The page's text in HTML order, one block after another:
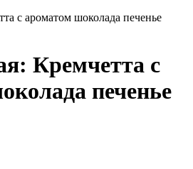
Кремчетта с
печенье